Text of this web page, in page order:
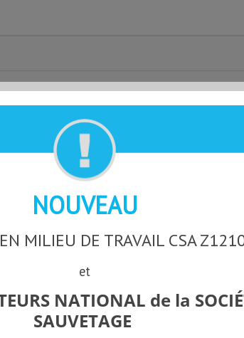
NOUVEAU
MILIEU DE TRAVAIL CSA
et
NATIONAL de la
SAUVETAGE